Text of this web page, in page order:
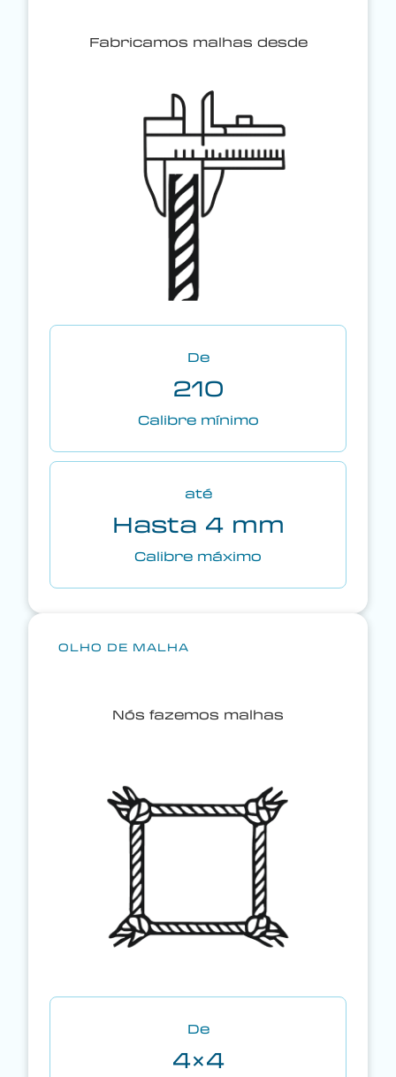
Fabricamos malhas desde
De
210
Calibre mínimo
até
Hasta 4 mm
Calibre máximo
OLHO DE MALHA
Nós fazemos malhas
De
4×4